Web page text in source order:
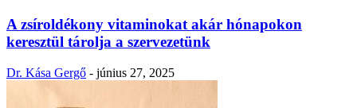
A zsíroldékony vitaminokat akár hónapokon
keresztül tárolja a szervezetünk
Dr. Kása Gergő - június 27, 2025